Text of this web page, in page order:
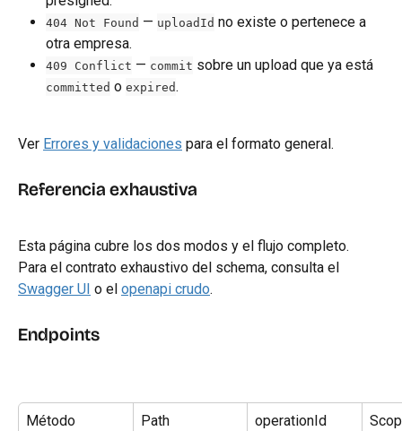
404 Not Found — uploadId no existe o pertenece a
otra empresa.
409 Conflict — commit sobre un upload que ya está
committed o expired .
Ver Errores y validaciones para el formato general.
Referencia exhaustiva
Esta página cubre los dos modos y el flujo completo.
Para el contrato exhaustivo del schema, consulta el
Swagger UI o el openapi crudo.
Endpoints
Método Path operationId